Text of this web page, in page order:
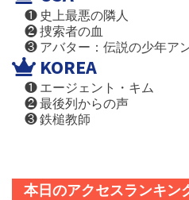
❶ 史上最悪の隣人
❷ 捜索者の血
❸ アバター：伝説の少年ア
KOREA
❶ エージェント・キム
❷ 最後列からの声
❸ 鉄槌教師
本日のアクセスランキン